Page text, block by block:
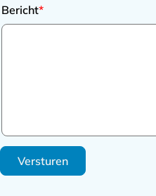
Bericht*
Versturen